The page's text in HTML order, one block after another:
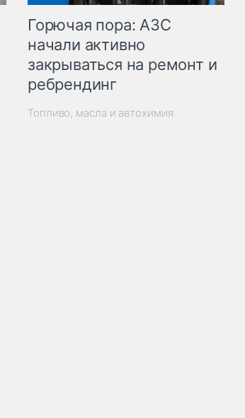
Горючая пора: АЗС
начали активно
закрываться на ремонт и
ребрендинг
Топливо, масла и автохимия